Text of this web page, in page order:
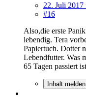
22. Juli 2017
#16
Also,die erste
lebendig. Tera
Papiertuch. Dotter
Lebendfutter. Was
65 Tagen passiert
Inhalt melden